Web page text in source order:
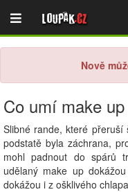
Loupak.cz
Nově
Co umí make up
Slibné rande, které
podstatě byla záchrana,
mohl padnout do spárů
udělaný make up
dokážou i z ošklivého